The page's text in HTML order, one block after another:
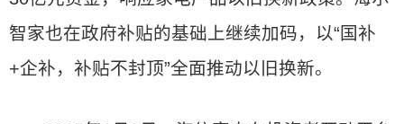
智家也在政府补贴的基础上继续加码，以“国补
+企补，补贴不封顶”全面推动以旧换新。